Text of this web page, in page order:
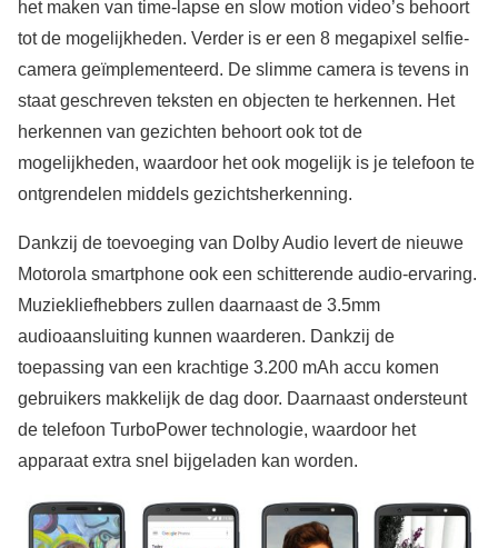
het maken van time-lapse en slow motion video’s behoort
tot de mogelijkheden. Verder is er een 8 megapixel selfie-
camera geïmplementeerd. De slimme camera is tevens in
staat geschreven teksten en objecten te herkennen. Het
herkennen van gezichten behoort ook tot de
mogelijkheden, waardoor het ook mogelijk is je telefoon te
ontgrendelen middels gezichtsherkenning.
Dankzij de toevoeging van Dolby Audio levert de nieuwe
Motorola smartphone ook een schitterende audio-ervaring.
Muziekliefhebbers zullen daarnaast de 3.5mm
audioaansluiting kunnen waarderen. Dankzij de
toepassing van een krachtige 3.200 mAh accu komen
gebruikers makkelijk de dag door. Daarnaast ondersteunt
de telefoon TurboPower technologie, waardoor het
apparaat extra snel bijgeladen kan worden.